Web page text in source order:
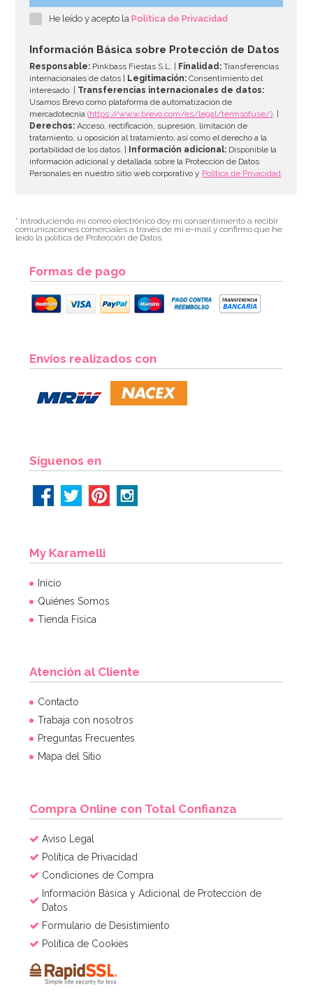
He leído y acepto laPolítica de Privacidad
Información Básica sobre Protección de Datos
Responsable: Pinkbass Fiestas S.L. | Finalidad: Transferencias
internacionales de datos |
Legitimación: Consentimiento del
interesado. | Transferencias internacionales de datos:
Usamos Brevo como plataforma de automatización de
mercadotecnia(https://www.brevo.com/es/legal/termsofuse/). |
Derechos: Acceso, rectificación, supresión, limitación de
tratamiento, u oposición al tratamiento, así como el derecho a la
portabilidad de los datos. |
Información adicional: Disponible la
información adicional y detallada sobre la Protección de Datos
Personales en nuestro sitio web corporativo y Política de Privacidad.
* Introduciendo mi correo electrónico doy mi consentimiento a recibir
comunicaciones comerciales a través de mi e-mail y confirmo que he
leído la política de Protección de Datos.
Formas de pago
Envíos realizados con
Síguenos en
My Karamelli
Inicio
Quiénes Somos
Tienda Física
Atención al Cliente
Contacto
Trabaja con nosotros
Preguntas Frecuentes
Mapa del Sitio
Compra Online con Total Confianza
Aviso Legal
Política de Privacidad
Condiciones de Compra
Información Básica y Adicional de Protección de
Datos
Formulario de Desistimiento
Política de Cookies